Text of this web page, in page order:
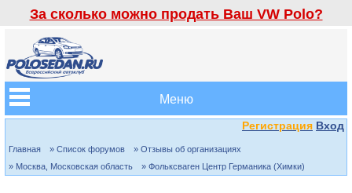
За сколько можно продать Ваш VW Polo?
Меню
Регистрация Вход
Главная » Список форумов
» Отзывы об организациях
» Москва, Московская область
» Фольксваген Центр Германика (Химки)